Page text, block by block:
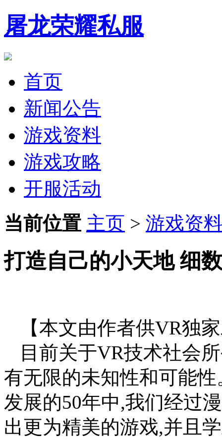
屠龙荣耀私服
首页
新闻公告
游戏资料
游戏攻略
开服活动
当前位置 主页 > 游戏资
打造自己的小天地 细
【本文由作者供VR独
目前关于VR技术社会
有无限的未知性和可能
发展的50年中,我们经过
出更为精美的游戏,并且